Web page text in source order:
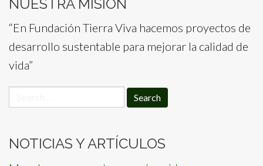
NUESTRA MISIÓN
“En Fundación Tierra Viva hacemos proyectos de
desarrollo sustentable para mejorar la calidad de
vida”
for:
NOTICIAS Y ARTÍCULOS